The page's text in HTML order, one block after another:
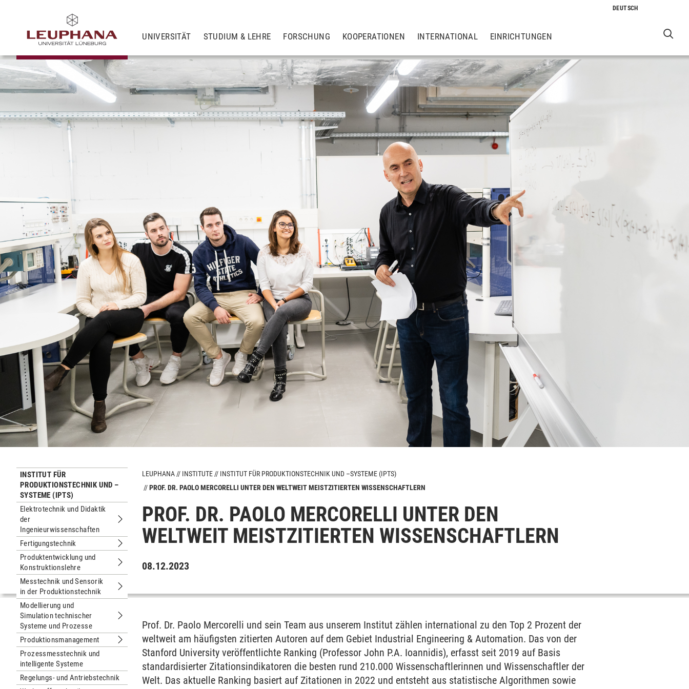
UNIVERSITÄT STUDIUM & LEHRE FORSCHUNG KOOPERATIONEN INTERNATIONAL EINRICHTUNGEN
INSTITUT FÜR
PRODUKTIONSTECHNIK UND –
SYSTEME (IPTS)
Elektrotechnik und Didaktik
der
Ingenieurwissenschaften
Untermenu Elektrotechnik und Didaktik der Ingenieurwissenschaften
Fertigungstechnik
Untermenu Fertigungstechnik
Produktentwicklung und
Konstruktionslehre
Untermenu Produktentwicklung und Konstruktionslehre
Messtechnik und Sensorik
in der Produktionstechnik
Untermenu Messtechnik und Sensorik in der Produktionstechnik
Modellierung und
Simulation technischer
Systeme und Prozesse
Untermenu Modellierung und Simulation technischer Systeme und Prozesse
Produktionsmanagement
Untermenu Produktionsmanagement
Prozessmesstechnik und
intelligente Systeme
Regelungs- und Antriebstechnik
LEUPHANA INSTITUTE
INSTITUT FÜR PRODUKTIONSTECHNIK UND –SYSTEME (IPTS)
PROF. DR. PAOLO MERCORELLI UNTER DEN WELTWEIT MEISTZITIERTEN WISSENSCHAFTLERN
PROF. DR. PAOLO MERCORELLI UNTER DEN
WELTWEIT MEISTZITIERTEN WISSENSCHAFTLERN
08.12.2023
Prof. Dr. Paolo Mercorelli und sein Team aus unserem Institut zählen international zu den Top 2 Prozent der
weltweit am häufigsten zitierten Autoren auf dem Gebiet Industrial Engineering & Automation. Das von der
Stanford University veröffentlichte Ranking (Professor John P.A. Ioannidis), erfasst seit 2019 auf Basis
standardisierter Zitationsindikatoren die besten rund 210.000 Wissenschaftlerinnen und Wissenschaftler der
Welt. Das aktuelle Ranking basiert auf Zitationen in 2022 und entsteht aus statistische Algorithmen sowie